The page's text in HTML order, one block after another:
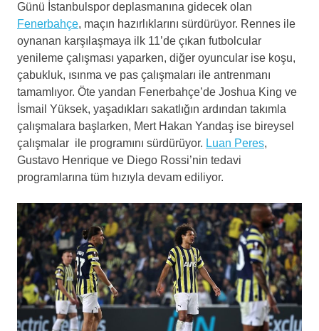
Günü İstanbulspor deplasmanına gidecek olan
Fenerbahçe, maçın hazırlıklarını sürdürüyor. Rennes ile
oynanan karşılaşmaya ilk 11’de çıkan futbolcular
yenileme çalışması yaparken, diğer oyuncular ise koşu,
çabukluk, ısınma ve pas çalışmaları ile antrenmanı
tamamlıyor. Öte yandan Fenerbahçe’de Joshua King ve
İsmail Yüksek, yaşadıkları sakatlığın ardından takımla
çalışmalara başlarken, Mert Hakan Yandaş ise bireysel
çalışmalar ile programını sürdürüyor. Luan Peres,
Gustavo Henrique ve Diego Rossi’nin tedavi
programlarına tüm hızıyla devam ediliyor.